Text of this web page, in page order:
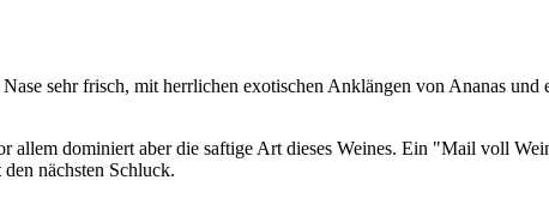
sehr frisch, mit herrlichen exotischen Anklängen von Ananas und
dominiert aber die saftige Art dieses Weines. Ein "Mail voll
nächsten Schluck.